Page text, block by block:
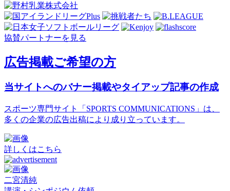
協賛パートナーを見る
広告掲載ご希望の方
当サイトへのバナー掲載やタイアップ記事の作成
スポーツ専門サイト「SPORTS COMMUNICATIONS」は、
多くの企業の広告出稿により成り立っています。
詳しくはこちら
二宮清純